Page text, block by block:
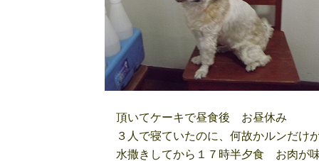
頂いてケーキで昼食後 お昼休み
３人で寝ていたのに、何故かルンだけ
水撒きしてから１７時半夕食 お肉が